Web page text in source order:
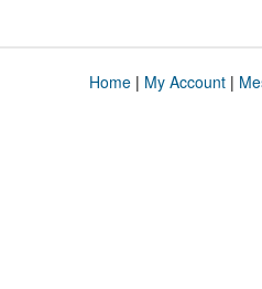
Home| My Account|